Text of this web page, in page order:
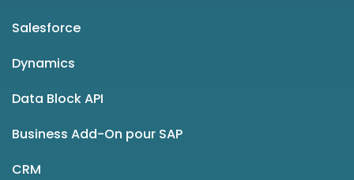
Salesforce
Dynamics
Data Block API
Business Add-On pour SAP
CRM